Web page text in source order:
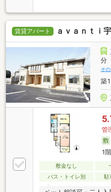
賃貸アパート ａｖａｎｔｉ
分
そ
築
管
1
敷金なし
バス・トイレ別
駐